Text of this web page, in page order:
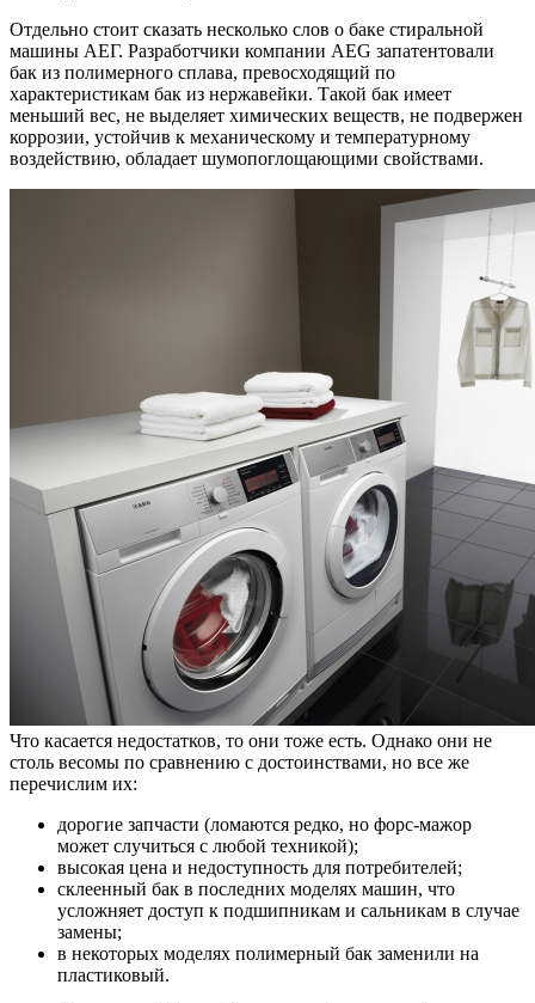
Отдельно стоит сказать несколько слов о баке стиральной
машины АЕГ. Разработчики компании AEG запатентовали
бак из полимерного сплава, превосходящий по
характеристикам бак из нержавейки. Такой бак имеет
меньший вес, не выделяет химических веществ, не подвержен
коррозии, устойчив к механическому и температурному
воздействию, обладает шумопоглощающими свойствами.
Что касается недостатков, то они тоже есть. Однако они не
столь весомы по сравнению с достоинствами, но все же
перечислим их:
дорогие запчасти (ломаются редко, но форс-мажор
может случиться с любой техникой);
высокая цена и недоступность для потребителей;
склеенный бак в последних моделях машин, что
усложняет доступ к подшипникам и сальникам в случае
замены;
в некоторых моделях полимерный бак заменили на
пластиковый.